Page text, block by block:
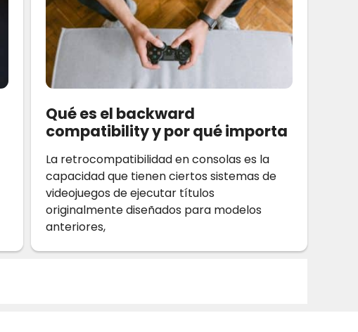
Qué es el backward
compatibility y por qué importa
La retrocompatibilidad en consolas es la
capacidad que tienen ciertos sistemas de
videojuegos de ejecutar títulos
originalmente diseñados para modelos
anteriores,